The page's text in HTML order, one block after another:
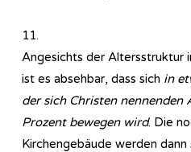
11.
Angesichts der Altersstruktur
ist es absehbar, dass sich in
der sich Christen nennenden
Prozent bewegen wird. Die
Kirchengebäude werden